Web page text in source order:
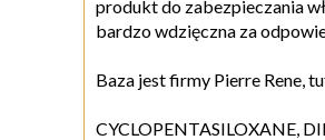
produkt do zabezpieczania
bardzo wdzięczna za
Baza jest firmy Pierre Rene,
CYCLOPENTASILOXANE,